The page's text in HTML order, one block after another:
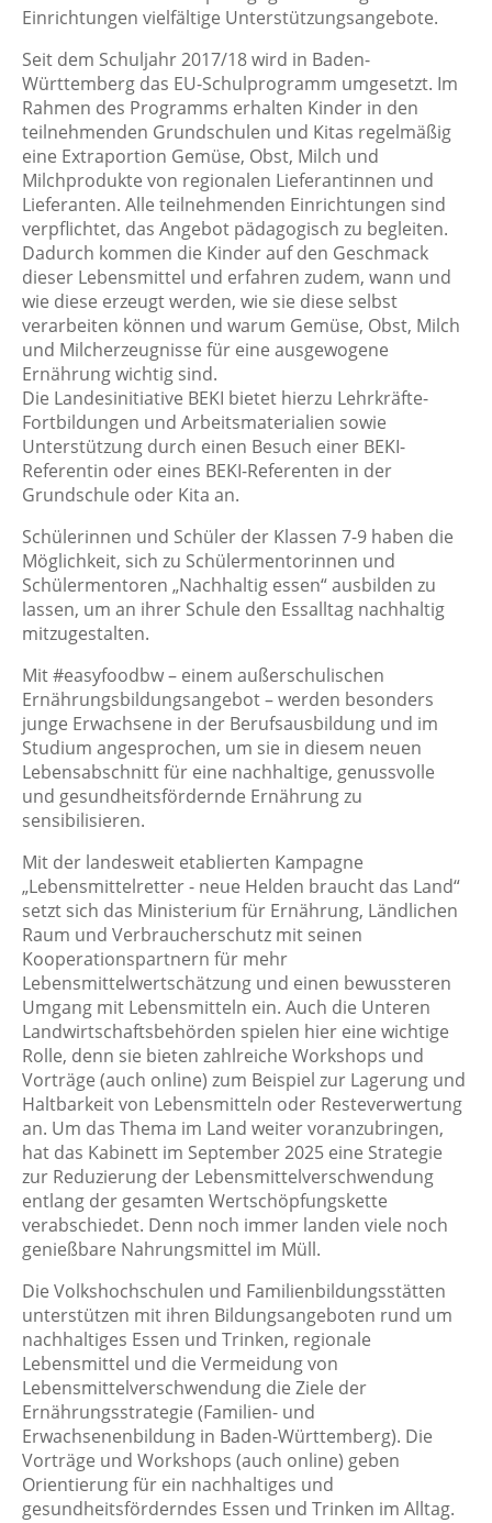
Einrichtungen vielfältige Unterstützungsangebote.
Seit dem Schuljahr 2017/18 wird in Baden-
Württemberg das EU-Schulprogramm umgesetzt. Im
Rahmen des Programms erhalten Kinder in den
teilnehmenden Grundschulen und Kitas regelmäßig
eine Extraportion Gemüse, Obst, Milch und
Milchprodukte von regionalen Lieferantinnen und
Lieferanten. Alle teilnehmenden Einrichtungen sind
verpflichtet, das Angebot pädagogisch zu begleiten.
Dadurch kommen die Kinder auf den Geschmack
dieser Lebensmittel und erfahren zudem, wann und
wie diese erzeugt werden, wie sie diese selbst
verarbeiten können und warum Gemüse, Obst, Milch
und Milcherzeugnisse für eine ausgewogene
Ernährung wichtig sind.
Die Landesinitiative BEKI bietet hierzu Lehrkräfte-
Fortbildungen und Arbeitsmaterialien sowie
Unterstützung durch einen Besuch einer BEKI-
Referentin oder eines BEKI-Referenten in der
Grundschule oder Kita an.
Schülerinnen und Schüler der Klassen 7-9 haben die
Möglichkeit, sich zu Schülermentorinnen und
Schülermentoren „Nachhaltig essen“ ausbilden zu
lassen, um an ihrer Schule den Essalltag nachhaltig
mitzugestalten.
Mit #easyfoodbw – einem außerschulischen
Ernährungsbildungsangebot – werden besonders
junge Erwachsene in der Berufsausbildung und im
Studium angesprochen, um sie in diesem neuen
Lebensabschnitt für eine nachhaltige, genussvolle
und gesundheitsfördernde Ernährung zu
sensibilisieren.
Mit der landesweit etablierten Kampagne
„Lebensmittelretter - neue Helden braucht das Land“
setzt sich das Ministerium für Ernährung, Ländlichen
Raum und Verbraucherschutz mit seinen
Kooperationspartnern für mehr
Lebensmittelwertschätzung und einen bewussteren
Umgang mit Lebensmitteln ein. Auch die Unteren
Landwirtschaftsbehörden spielen hier eine wichtige
Rolle, denn sie bieten zahlreiche Workshops und
Vorträge (auch online) zum Beispiel zur Lagerung und
Haltbarkeit von Lebensmitteln oder Resteverwertung
an. Um das Thema im Land weiter voranzubringen,
hat das Kabinett im September 2025 eine Strategie
zur Reduzierung der Lebensmittelverschwendung
entlang der gesamten Wertschöpfungskette
verabschiedet. Denn noch immer landen viele noch
genießbare Nahrungsmittel im Müll.
Die Volkshochschulen und Familienbildungsstätten
unterstützen mit ihren Bildungsangeboten rund um
nachhaltiges Essen und Trinken, regionale
Lebensmittel und die Vermeidung von
Lebensmittelverschwendung die Ziele der
Ernährungsstrategie (Familien- und
Erwachsenenbildung in Baden-Württemberg). Die
Vorträge und Workshops (auch online) geben
Orientierung für ein nachhaltiges und
gesundheitsförderndes Essen und Trinken im Alltag.